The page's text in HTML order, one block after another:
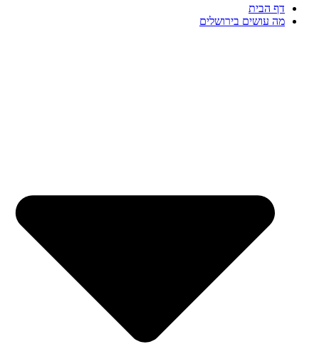
דף הבית
מה עושים בירושלים